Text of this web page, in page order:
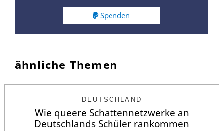
Spenden
ähnliche Themen
DEUTSCHLAND
Wie queere Schattennetzwerke an
Deutschlands Schüler rankommen